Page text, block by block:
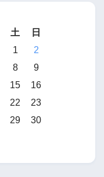
土
日
1
2
8
9
15
16
22
23
29
30